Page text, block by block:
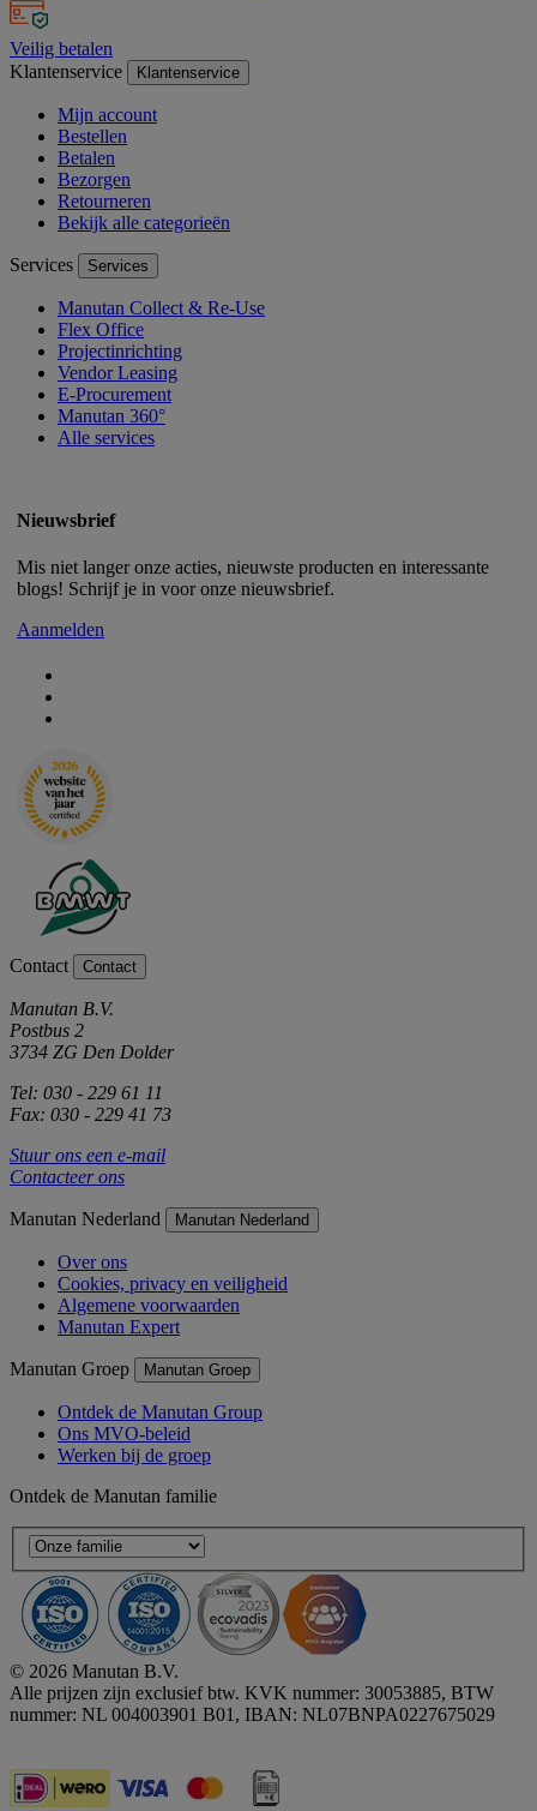
Veilig betalen
Klantenservice
Klantenservice
Mijn account
Bestellen
Betalen
Bezorgen
Retourneren
Bekijk alle categorieën
Services Services
Manutan Collect & Re-Use
Flex Office
Projectinrichting
Vendor Leasing
E-Procurement
Manutan 360°
Alle services
Nieuwsbrief
Mis niet langer onze acties, nieuwste producten en interessante
blogs! Schrijf je in voor onze nieuwsbrief.
Aanmelden
Contact Contact
Manutan B.V.
Postbus 2
3734 ZG Den Dolder
Tel: 030 - 229 61 11
Fax: 030 - 229 41 73
Stuur ons een e-mail
Contacteer ons
Manutan Nederland Manutan Nederland
Over ons
Cookies, privacy en veiligheid
Algemene voorwaarden
Manutan Expert
Manutan Groep Manutan Groep
Ontdek de Manutan Group
Ons MVO-beleid
Werken bij de groep
Ontdek de Manutan familie
© 2026 Manutan B.V.
Alle prijzen zijn exclusief btw. KVK nummer: 30053885, BTW
nummer: NL 004003901 B01, IBAN: NL07BNPA0227675029